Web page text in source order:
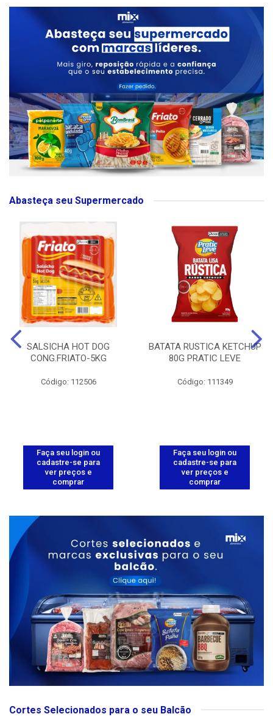
Abasteça seu Supermercado
SALSICHA HOT DOG
CONG.FRIATO-5KG
Código: 112506
Faça seu login ou
cadastre-se para
ver preços e
comprar
BATATA RUSTICA KETCHUP
80G PRATIC LEVE
Código: 111349
Faça seu login ou
cadastre-se para
ver preços e
comprar
Cortes Selecionados para o seu Balcão